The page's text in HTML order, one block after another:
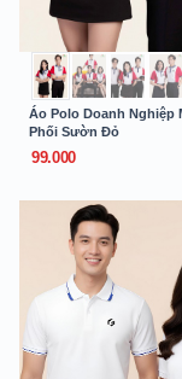
Áo Polo Doanh Nghiệp
Phối Sườn Đỏ
99.000